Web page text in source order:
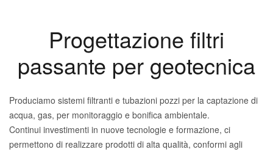
Progettazione filtri
passante per geotecnica
Produciamo sistemi filtranti e tubazioni pozzi per la captazione di
acqua, gas, per monitoraggio e bonifica ambientale.
Continui investimenti in nuove tecnologie e formazione, ci
permettono di realizzare prodotti di alta qualità, conformi agli